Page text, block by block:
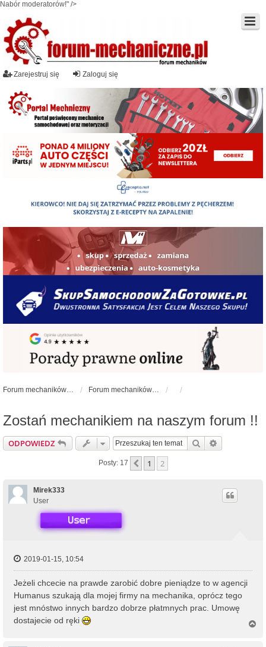
Nabór moderatorów!" />
Zaloguj się
Zarejestruj się
Forum mechaników samochodowych - forum-mechaniczne.pl Forum mechaników samochodowych
Zostań mechanikiem na naszym forum !!
ODPOWIEDZ Szukaj
Posty: 17 Poprzednia
1 2
Mirek333
User
2019-01-15, 10:54
Jeżeli chcecie na prawde zarobić dobre pieniądze to w agencji
Humanus szukają dla mojej firmy na mechanika, oprócz tego
jest mnóstwo innych bardzo dobrze płatmnych prac. Umowę
dostajecie od ręki